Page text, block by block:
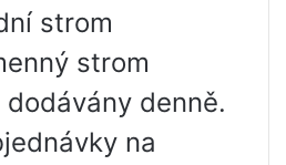
strom
strom
denně.
na